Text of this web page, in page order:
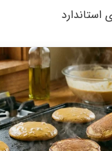
استاندارد